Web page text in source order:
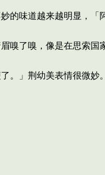
的味道越来越明显，「
嗅了嗅，像是在思索国
。」荆幼美表情很微妙